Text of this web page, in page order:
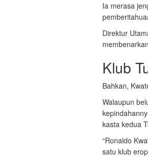
Ia merasa
Direktur
membenarkan
Klub
Bahkan,
Walaupun
kasta kedua
“Ronaldo
satu klub